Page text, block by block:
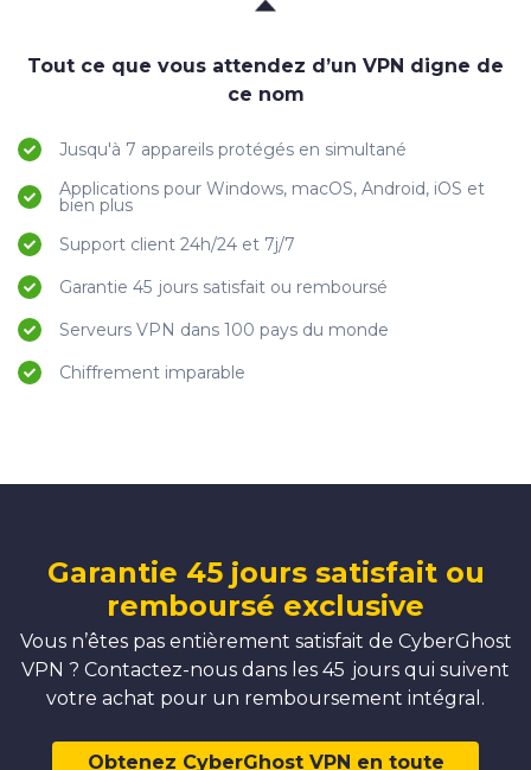
Tout ce que vous attendez d’un VPN digne de
ce nom
Jusqu'à 7 appareils protégés en simultané
Applications pour Windows, macOS, Android, iOS et
bien plus
Support client 24h/24 et 7j/7
Garantie 45 jours satisfait ou remboursé
Serveurs VPN dans 100 pays du monde
Chiffrement imparable
Garantie 45 jours satisfait ou
remboursé exclusive
Vous n’êtes pas entièrement satisfait de CyberGhost
VPN ? Contactez-nous dans les 45 jours qui suivent
votre achat pour un remboursement intégral.
Obtenez CyberGhost VPN en toute